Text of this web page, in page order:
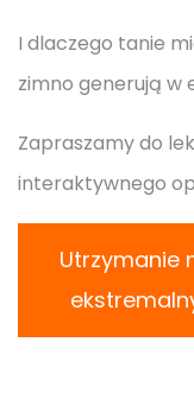
I dlaczego tanie
zimno generują w
Zapraszamy do
interaktywnego
Utrzymanie